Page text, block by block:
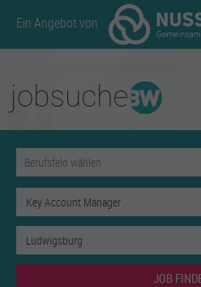
Ein Angebot von
JOB